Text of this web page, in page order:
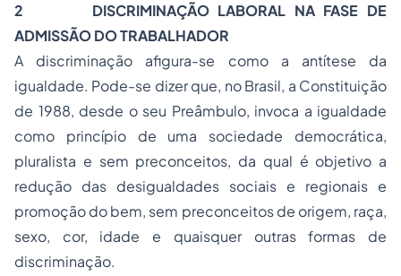
2 DISCRIMINAÇÃO LABORAL NA FASE DE
ADMISSÃO DO TRABALHADOR
A discriminação afigura-se como a antítese da
igualdade. Pode-se dizer que, no Brasil, a Constituição
de 1988, desde o seu Preâmbulo, invoca a igualdade
como princípio de uma sociedade democrática,
pluralista e sem preconceitos, da qual é objetivo a
redução das desigualdades sociais e regionais e
promoção do bem, sem preconceitos de origem, raça,
sexo, cor, idade e quaisquer outras formas de
discriminação.